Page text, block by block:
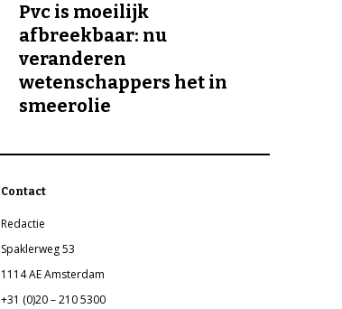
Pvc is moeilijk
afbreekbaar: nu
veranderen
wetenschappers het in
smeerolie
Contact
Redactie
Spaklerweg 53
1114 AE Amsterdam
+31 (0)20 – 210 5300